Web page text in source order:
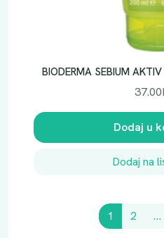
BIODERMA SEBIUM
37.00
Dodaj u
Dodaj na
1 2 …